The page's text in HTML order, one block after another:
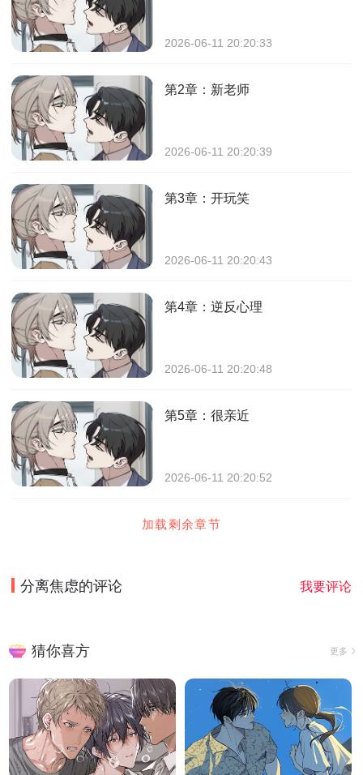
2026-06-11 20:20:33
第2章：新老师
2026-06-11 20:20:39
第3章：开玩笑
2026-06-11 20:20:43
第4章：逆反心理
2026-06-11 20:20:48
第5章：很亲近
2026-06-11 20:20:52
加载剩余章节
分离焦虑的评论 我要评论
猜你喜方 更多